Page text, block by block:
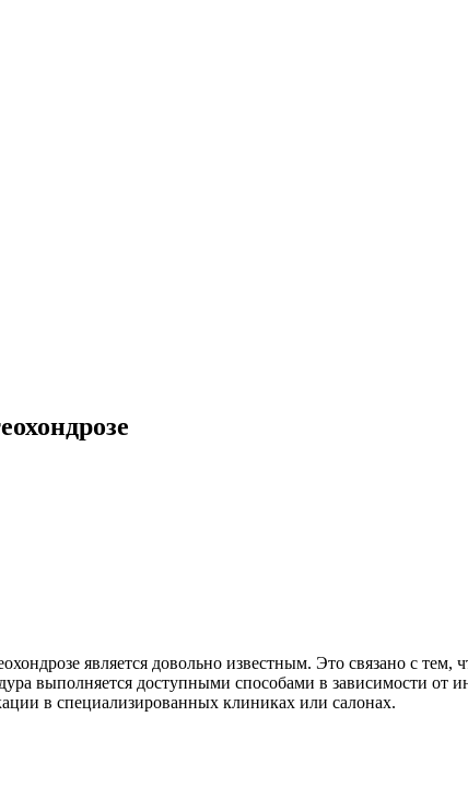
является довольно известным. Это связано с тем,
выполняется доступными способами в зависимости от
в специализированных клиниках или салонах.